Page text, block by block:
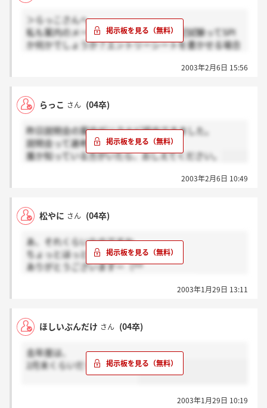
＞らっこさんへ
私も案内のメール受け取りました。筆記試験ってSPI
か何かでしょうか？エントリーシートを書かせる場合
たか知っている方がいらっしゃったら、教えてくださ
2003年2月6日 15:56
らっこ さん (04卒)
昨日説明会の案内がリクナビ経由できました。
説明会って選考あるのでしょうか？
誰か知っている方がいたら、おしえてください。
2003年2月6日 10:49
松やに さん (04卒)
あ、それくらいなのですか。
ちょっとほっとしました。
ありがとうございますー（^^
2003年1月29日 13:11
ほしいぶんだけ さん (04卒)
去年度は、
2月末くらいだったかなぁ？
2003年1月29日 10:19